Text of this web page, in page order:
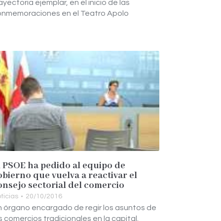
ejemplar, en el inicio de las
en el Teatro Apolo
PSOE ha pedido al equipo de
que vuelva a reactivar el
sectorial del comercio
20/10/2016
órgano encargado de regir los asuntos de
comercios tradicionales en la capital.